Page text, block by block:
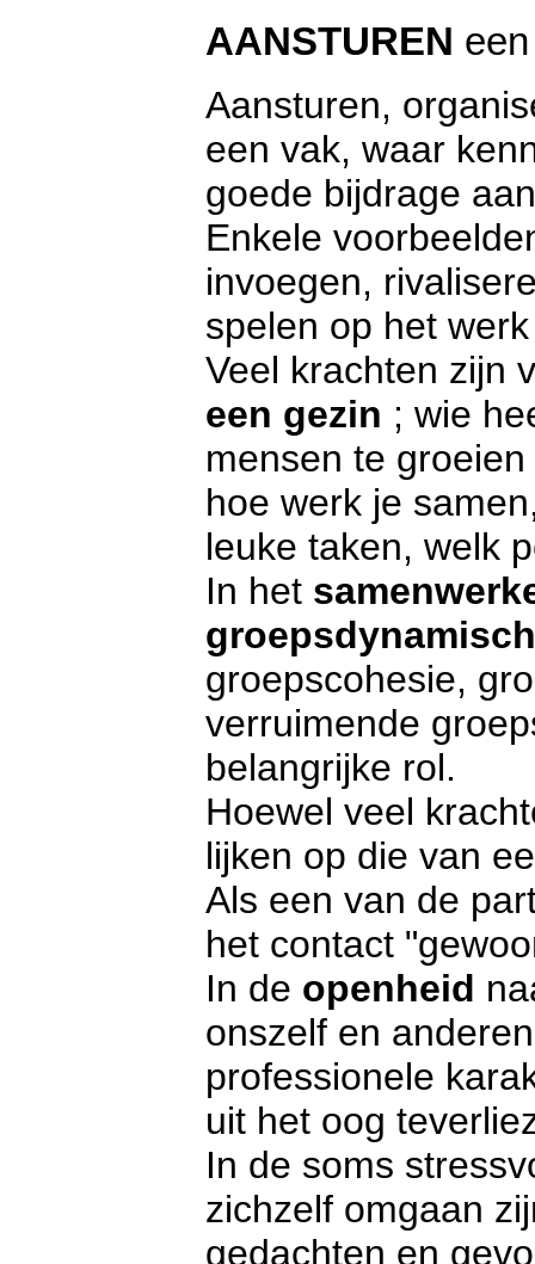
AANSTUREN
Aansturen,
een vak, waar
goede bijdrage
Enkele
invoegen,
spelen op het
Veel krachten zijn
een gezin ; wie
mensen te
hoe werk je
leuke taken, welk
In het
groepscohesie,
verruimende
belangrijke rol.
Hoewel veel
lijken op die van
Als een van de
het contact
In de openheid
onszelf en
professionele
uit het oog
In de soms
zichzelf omgaan
gedachten en